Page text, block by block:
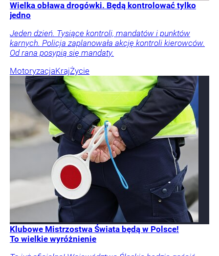
Wielka obława drogówki. Będą kontrolować tylko
jedno
Jeden dzień. Tysiące kontroli, mandatów i punktów
karnych. Policja zaplanowała akcję kontroli kierowców.
Od rana posypią się mandaty.
MotoryzacjaKrajŻycie
Klubowe Mistrzostwa Świata będą w Polsce!
To wielkie wyróżnienie